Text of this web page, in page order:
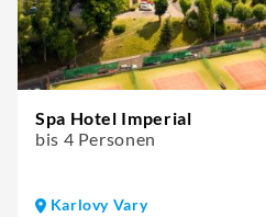
Spa Hotel Imperial
bis 4 Personen
Karlovy Vary